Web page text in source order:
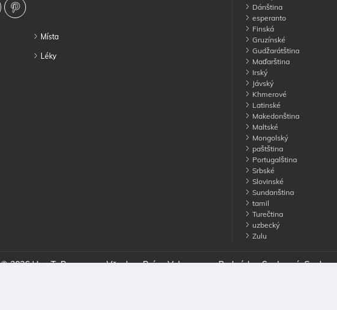
Místa
Léky
Dánština
esperanto
Finská
Gruzínské
Gudžarátština
Maďarština
Irský
Jávský
Khmerové
Latinské
Makedonština
Maltské
Mongolský
paštština
Portugalština
Srbské
Slovinské
Sundanština
tamil
Turečtina
uzbecký
Zulu
© 2026 HowToPronounce. Všechna Práva Vyhrazena Podmínky Soukromí